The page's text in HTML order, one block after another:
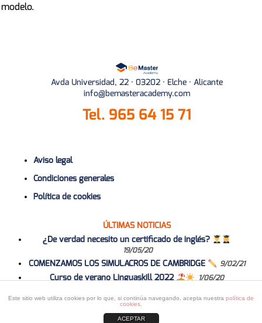
modelo.
Este sitio web utiliza cookies por lo que, si continúa navegando, acepta nuestra política de
cookies
ACEPTAR
Avda Universidad, 22 · 03202 · Elche · Alicante
info@bemasteracademy.com
Tel. 965 64 15 71
Aviso legal
Condiciones generales
Política de cookies
ÚLTIMAS NOTICIAS
¿De verdad necesito un certificado de inglés?
19/05/20
COMENZAMOS LOS SIMULACROS DE CAMBRIDGE 9/02/21
Curso de verano Linguaskill 2022 1/06/20